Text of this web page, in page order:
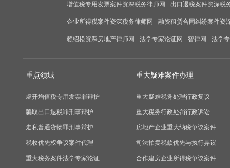
增值税专用发票案件资深税务律师网 出口退税案件资深税
企业所得税案件资深税务律师网 融资租赁合同纠纷案件资
赖绍松资深房地产律师网 法学专家论证网 智律网 法学
重点领域
虚开增值税专用发票罪辩护
骗取出口退税罪刑事辩护
走私普通货物罪刑事辩护
税收优先权争议案件代理
重大税务案件法学专家论证
重大疑难案件办理
重大疑难税务处理行政复议
重大税务行政处罚行政诉讼
房地产企业重大纳税争议案件
司法拍卖税款优先与执行异议
合作建房企业所得税争议案件